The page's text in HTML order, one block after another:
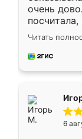
очень
Замерщик
делу со
за день,
Читать
6